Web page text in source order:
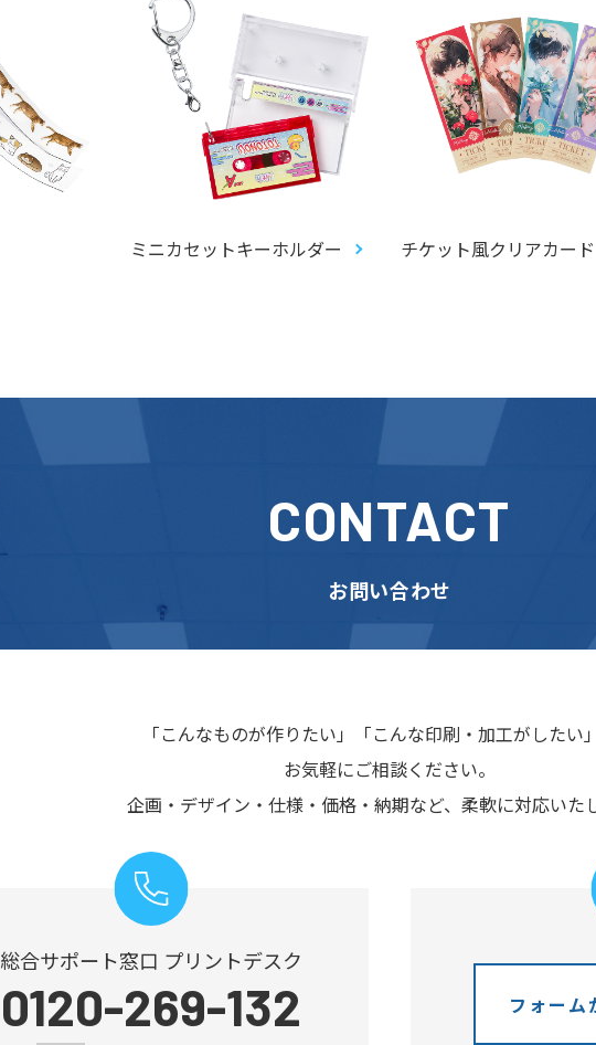
ミニカセットキーホルダー チケット風クリアカード
CONTACT
お問い合わせ
「こんなものが作りたい」
「こんな印刷・加工がしたい
お気軽にご相談ください。
企画・デザイン・仕様・価格・納期など、 柔軟に対応いた
総合サポート窓口 プリントデスク
0120-269-132 フォーム